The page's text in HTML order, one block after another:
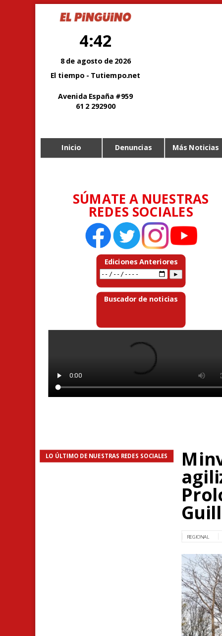
4:42
8 de agosto de 2026
El tiempo - Tutiempo.net
Avenida España #959
61 2 292900
Inicio Denuncias Más Noticias
SÚMATE A NUESTRAS
REDES SOCIALES
Ediciones Anteriores
Buscador de noticias
LO ÚLTIMO DE NUESTRAS REDES SOCIALES
REGIONAL